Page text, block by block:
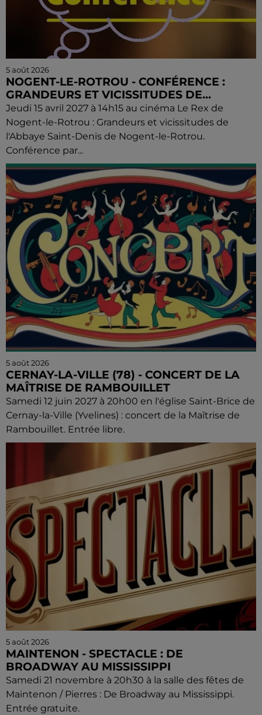
5 août 2026
NOGENT-LE-ROTROU - CONFÉRENCE :
GRANDEURS ET VICISSITUDES DE...
Jeudi 15 avril 2027 à 14h15 au cinéma Le Rex de
Nogent-le-Rotrou : Grandeurs et vicissitudes de
l'Abbaye Saint-Denis de Nogent-le-Rotrou.
Conférence par...
5 août 2026
CERNAY-LA-VILLE (78) - CONCERT DE LA
MAÎTRISE DE RAMBOUILLET
Samedi 12 juin 2027 à 20h00 en l'église Saint-Brice de
Cernay-la-Ville (Yvelines) : concert de la Maîtrise de
Rambouillet. Entrée libre.
5 août 2026
MAINTENON - SPECTACLE : DE
BROADWAY AU MISSISSIPPI
Samedi 21 novembre à 20h30 à la salle des fêtes de
Maintenon / Pierres : De Broadway au Mississippi.
Entrée gratuite.